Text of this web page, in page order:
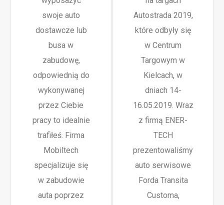
swoje auto
dostawcze lub
busa w
zabudowę,
odpowiednią do
wykonywanej
przez Ciebie
pracy to idealnie
trafiłeś. Firma
Mobiltech
specjalizuje się
w zabudowie
auta poprzez
Autostrada 2019,
które odbyły się
w Centrum
Targowym w
Kielcach, w
dniach 14-
16.05.2019. Wraz
z firmą ENER-
TECH
prezentowaliśmy
auto serwisowe
Forda Transita
Customa,